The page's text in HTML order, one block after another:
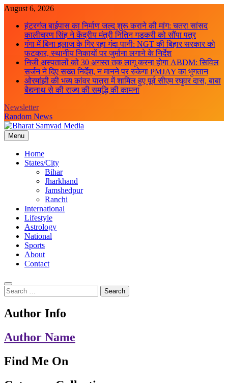
Skip
content
August 6, 2026
हंटरगंज बाईपास का निर्माण जल्द शुरू कराने की मांग: चतरा सांसद
कालीचरण सिंह ने केंद्रीय मंत्री नितिन गडकरी को सौंपा पत्र
गंगा में बिना इलाज के गिर रहा गंदा पानी: NGT की बिहार सरकार को
फटकार, स्थानीय निकायों पर जुर्माना लगाने के निर्देश
निजी अस्पतालों को 30 अगस्त तक लागू करना होगा ABDM: सिविल
सर्जन ने दिए सख्त निर्देश, न मानने पर रुकेगा PMJAY का भुगतान
ओरमांझी की भव्य कांवर यात्रा में शामिल हुए पूर्व सीएम रघुवर दास, बाबा
बैद्यनाथ से की राज्य की समृद्धि की कामना
Newsletter
Random News
Bharat Samvad Media
Menu
Home
States/City
Bihar
Jharkhand
Jamshedpur
Ranchi
International
Lifestyle
Astrology
National
Sports
About
Contact
Search
for:
Author Info
Author Name
Find Me On